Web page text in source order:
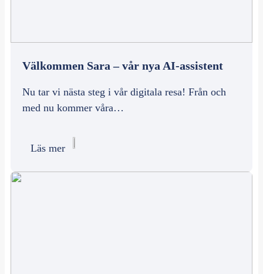
Välkommen Sara – vår nya AI-assistent
Nu tar vi nästa steg i vår digitala resa! Från och
med nu kommer våra…
Läs mer